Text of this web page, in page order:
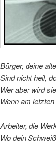
Bürger, deine
Sind nicht heil,
Wer aber wird
Wenn am
Arbeiter, die
Wo dein